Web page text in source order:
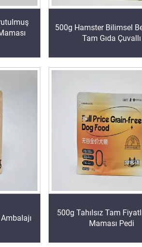
500g Hamster Bilimsel
Tam Gıda Çuvallı
500g Tahılsız Tam
Maması Pedi